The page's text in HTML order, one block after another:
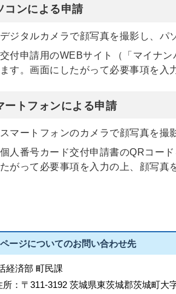
コンによる申請
デジタルカメラで顔写真を撮影し、パ
交付申請用のWEBサイト（「マイナ
ます。画面にしたがって必要事項を入
ートフォンによる申請
スマートフォンのカメラで顔写真を撮
個人番号カード交付申請書のQRコー
たがって必要事項を入力の上、顔写真
ージについてのお問い合わせ先
経済部 町民課
所： 〒311-3192 茨城県東茨城郡茨城町大